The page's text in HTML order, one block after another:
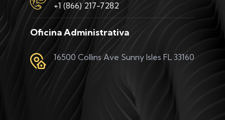
+1 (866) 217-7282
Oficina Administrativa
16500 Collins Ave Sunny Isles FL 33160